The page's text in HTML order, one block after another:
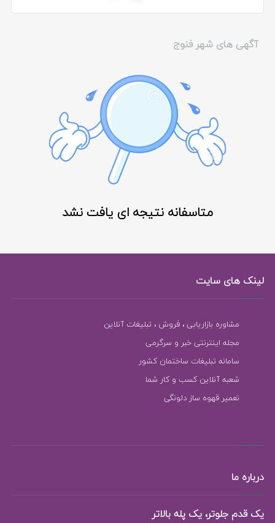
آگهی های شهر فنوج
متاسفانه نتیجه ای یافت نشد
لینک های سایت
مشاوره بازاریابی ، فروش ، تبلیغات آنلاین
مجله اینترنتی خبر و سرگرمی
سامانه تبلیغات ساختمان کشور
شعبه آنلاین کسب و کار شما
تعمیر قهوه ساز دلونگی
درباره ما
یک قدم جلوتر، یک پله بالاتر